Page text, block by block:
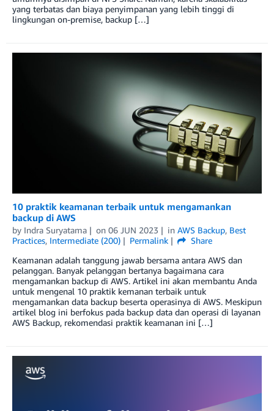
yang terbatas dan biaya penyimpanan yang lebih tinggi di
lingkungan on-premise, backup […]
10 praktik keamanan terbaik untuk mengamankan
backup di AWS
by Indra Suryatama on 06 JUN 2023 in AWS Backup, Best
Practices, Intermediate (200) Permalink
Share
Keamanan adalah tanggung jawab bersama antara AWS dan
pelanggan. Banyak pelanggan bertanya bagaimana cara
mengamankan backup di AWS. Artikel ini akan membantu Anda
untuk mengenal 10 praktik kemanan terbaik untuk
mengamankan data backup beserta operasinya di AWS. Meskipun
artikel blog ini berfokus pada backup data dan operasi di layanan
AWS Backup, rekomendasi praktik keamanan ini […]